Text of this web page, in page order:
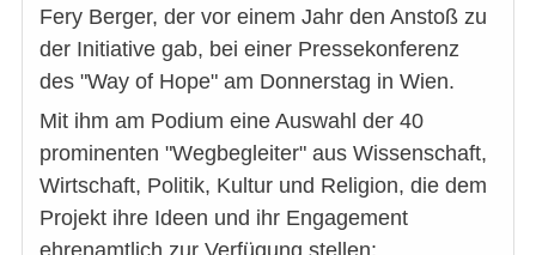
Fery Berger, der vor einem Jahr den Anstoß zu
der Initiative gab, bei einer Pressekonferenz
des "Way of Hope" am Donnerstag in Wien.
Mit ihm am Podium eine Auswahl der 40
prominenten "Wegbegleiter" aus Wissenschaft,
Wirtschaft, Politik, Kultur und Religion, die dem
Projekt ihre Ideen und ihr Engagement
ehrenamtlich zur Verfügung stellen: